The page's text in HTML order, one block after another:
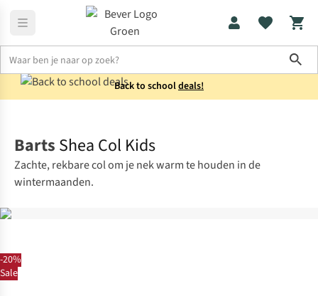
Back to schooldeals!
-20%
Sale
Barts Shea Col Kids
Zachte, rekbare col om je nek warm te houden in de
wintermaanden.